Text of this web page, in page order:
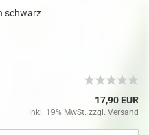
schwarz
17,90 EUR
inkl. 19% MwSt. zzgl. Versand